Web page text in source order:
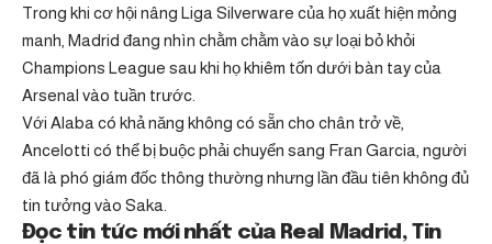
Trong khi cơ hội nâng Liga Silverware của họ xuất hiện mỏng
manh, Madrid đang nhìn chằm chằm vào sự loại bỏ khỏi
Champions League sau khi họ khiêm tốn dưới bàn tay của
Arsenal vào tuần trước.
Với Alaba có khả năng không có sẵn cho chân trở về,
Ancelotti có thể bị buộc phải chuyển sang Fran Garcia, người
đã là phó giám đốc thông thường nhưng lần đầu tiên không đủ
tin tưởng vào Saka.
Đọc tin tức mới nhất của Real Madrid, Tin